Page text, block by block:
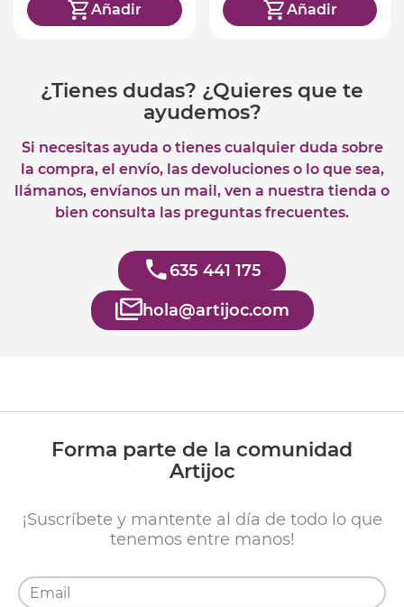
Añadir Añadir
¿Tienes dudas? ¿Quieres que te
ayudemos?
Si necesitas ayuda o tienes cualquier duda sobre
la compra, el envío, las devoluciones o lo que sea,
llámanos, envíanos un mail, ven a nuestra tienda o
bien consulta las preguntas frecuentes.
635 441 175
hola@artijoc.com
Forma parte de la comunidad
Artijoc
¡Suscríbete y mantente al día de todo lo que
tenemos entre manos!